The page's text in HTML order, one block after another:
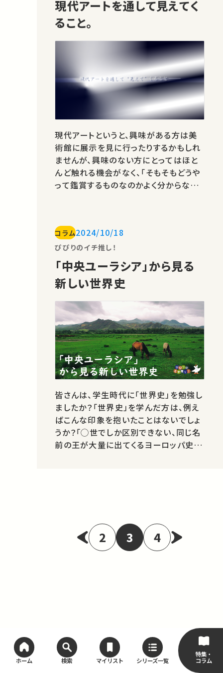
ホーム 検索 マイリスト シリーズ一覧
特集・
コラム
おり、学び直しや隙間時間で…
現代アートを通して見えてく
ること。
現代アートというと、興味がある方は美
術館に展示を見に行ったりするかもしれ
ませんが、興味のない方にとってはほと
んど触れる機会がなく、「そもそもどうや
って鑑賞するものなのかよく分からない」
ている山本浩貴先生の講義動画を紹介
します。 山本先生は講義冒頭で、「現代
美術の方法論はあらゆる人にとって…
コラム2024/10/18
ぴぴりのイチ推し！
「中央ユーラシア」から見る
新しい世界史
皆さんは、学生時代に「世界史」を勉強し
ましたか？「世界史」を学んだ方は、例え
ばこんな印象を抱いたことはないでしょ
うか？「◯世でしか区別できない、同じ名
前の王が大量に出てくるヨーロッパ史」、
2 3 4
お問い合わせ